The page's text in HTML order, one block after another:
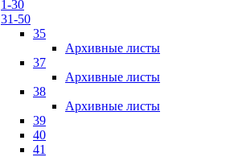
1-30
31-50
35
Архивные листы
37
Архивные листы
38
Архивные листы
39
40
41